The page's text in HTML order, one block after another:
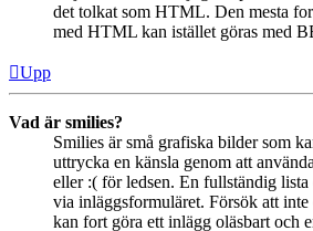
det tolkat som HTML. Den mesta
med HTML kan istället göras med
Upp
Vad är smilies?
Smilies är små grafiska bilder som
uttrycka en känsla genom att
eller :( för ledsen. En fullständig
via inläggsformuläret. Försök att
kan fort göra ett inlägg oläsbart och